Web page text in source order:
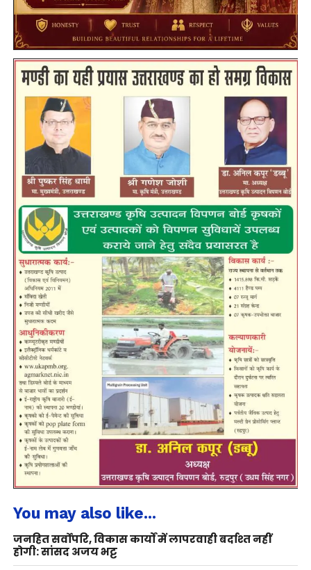
You may also like...
जनहित सर्वोपरि, विकास कार्यों में लापरवाही बर्दाश्त नहीं
होगी: सांसद अजय भट्ट